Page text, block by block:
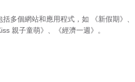
括多個網站和應用程式，如 《新假期》
親子童萌》 《經濟一週》 。